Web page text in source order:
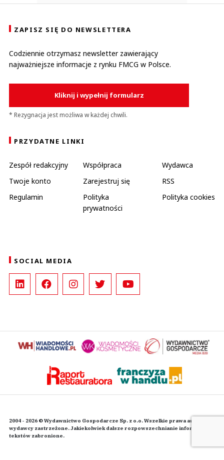
ZAPISZ SIĘ DO NEWSLETTERA
Codziennie otrzymasz newsletter zawierający
najważniejsze informacje z rynku FMCG w Polsce.
Kliknij i wypełnij formularz
* Rezygnacja jest możliwa w każdej chwili.
PRZYDATNE LINKI
Zespół redakcyjny Współpraca
Wydawca
Twoje konto
Zarejestruj się
RSS
Regulamin
Polityka
prywatności
Polityka cookies
SOCIAL MEDIA
2004 - 2026 © Wydawnictwo Gospodarcze Sp. z o.o. Wszelkie prawa autorskie
wydawcy zastrzeżone. Jakiekolwiek dalsze rozpowszechnianie informacji i
tekstów zabronione.